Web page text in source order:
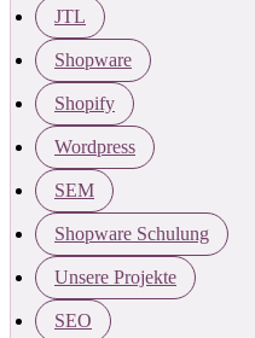
JTL
Shopware
Shopify
Wordpress
SEM
Shopware Schulung
Unsere Projekte
SEO